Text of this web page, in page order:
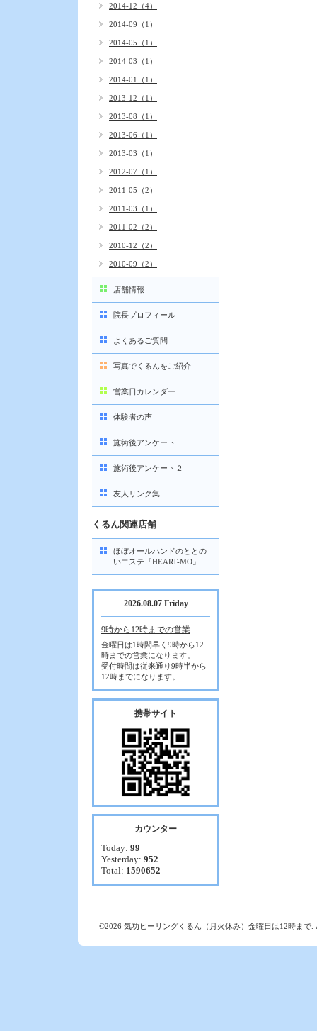
2014-12（4）
2014-09（1）
2014-05（1）
2014-03（1）
2014-01（1）
2013-12（1）
2013-08（1）
2013-06（1）
2013-03（1）
2012-07（1）
2011-05（2）
2011-03（1）
2011-02（2）
2010-12（2）
2010-09（2）
店舗情報
院長プロフィール
よくあるご質問
写真でくるんをご紹介
営業日カレンダー
体験者の声
施術後アンケート
施術後アンケート２
友人リンク集
くるん関連店舗
ほぼオールハンドのととの
いエステ『HEART-MO』
2026.08.07 Friday
9時から12時までの営業
金曜日は1時間早く9時から12
時までの営業になります。
受付時間は従来通り9時半から
12時までになります。
携帯サイト
カウンター
Today: 99
Yesterday: 952
Total: 1590652
©2026 気功ヒーリングくるん（月火休み）金曜日は12時まで